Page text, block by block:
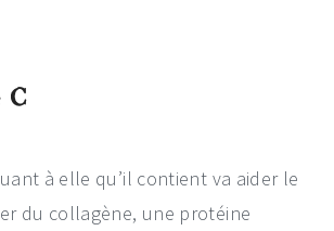
C
à elle qu’il contient va aider le
du collagène, une protéine